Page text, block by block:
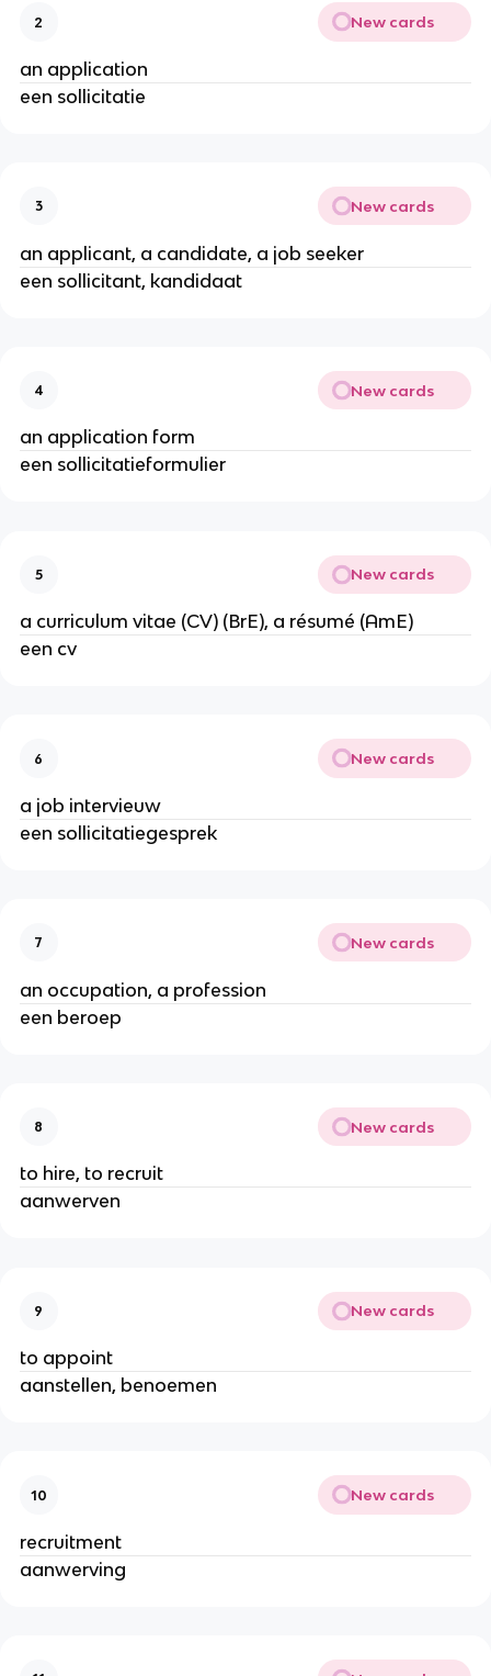
2 New cards
an application
een sollicitatie
3 New cards
an applicant, a candidate, a job seeker
een sollicitant, kandidaat
4 New cards
an application form
een sollicitatieformulier
5 New cards
a curriculum vitae (CV) (BrE), a résumé (AmE)
een cv
6 New cards
a job intervieuw
een sollicitatiegesprek
7 New cards
an occupation, a profession
een beroep
8 New cards
to hire, to recruit
aanwerven
9 New cards
to appoint
aanstellen, benoemen
10 New cards
recruitment
aanwerving